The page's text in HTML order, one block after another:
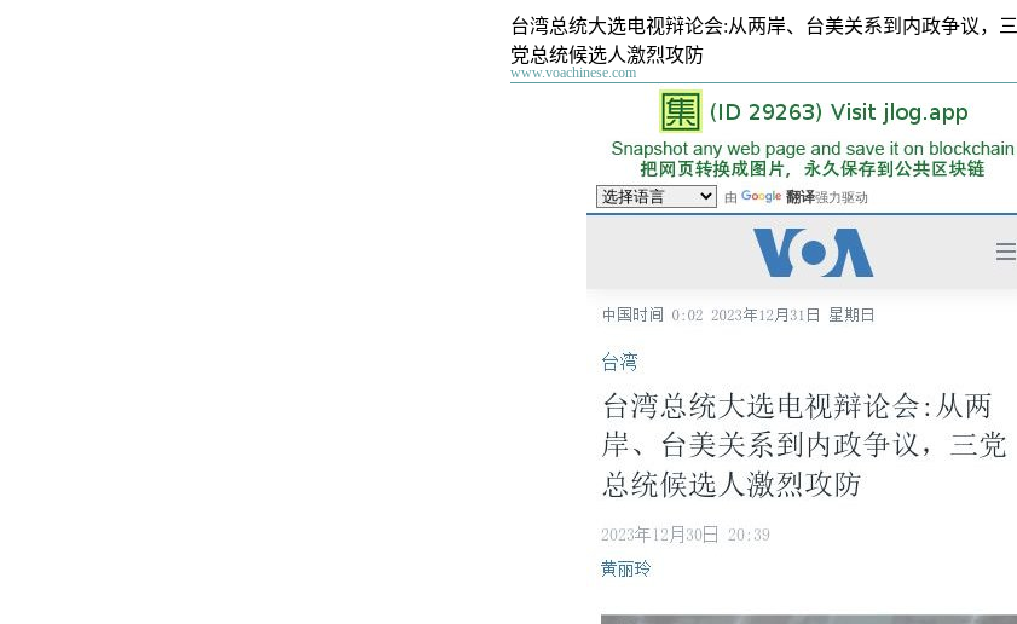
台湾总统大选电视辩论会:从两岸、台美关系到内政争议，三
党总统候选人激烈攻防
www.voachinese.com